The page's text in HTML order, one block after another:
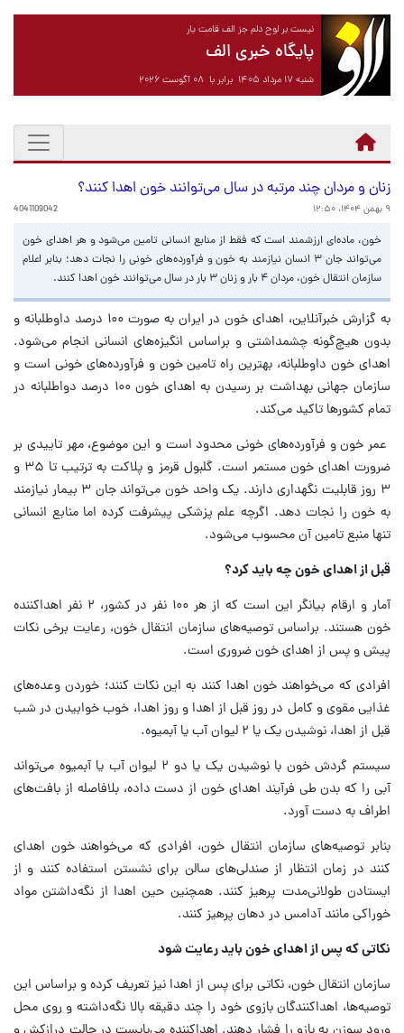
نیست بر لوح دلم جز الف قامت یار
پایگاه خبری الف
شنبه ۱۷ مرداد ۱۴۰۵ برابر با ۰۸ آگوست ۲۰۲۶
زنان و مردان چند مرتبه در سال می‌توانند خون اهدا کنند؟
۹ بهمن ۱۴۰۴، ۱۲:۵۰ 4041109042
خون، ماده‌ای ارزشمند است که فقط از منابع انسانی تامین می‌شود و هر اهدای خون
می‌تواند جان ۳ انسان نیازمند به خون و فرآورده‌های خونی را نجات دهد؛ بنابر اعلام
سازمان انتقال خون، مردان ۴ بار و زنان ۳ بار در سال می‌توانند خون اهدا کنند.
به گزارش خبرآنلاین، اهدای خون در ایران به صورت ۱۰۰ درصد داوطلبانه و
بدون هیچ‌گونه چشمداشتی و براساس انگیزه‌های انسانی انجام می‌شود.
اهدای خون داوطلبانه، بهترین راه تامین خون و فرآورده‌های خونی است و
سازمان جهانی بهداشت بر رسیدن به اهدای خون ۱۰۰ درصد دواطلبانه در
تمام کشورها تاکید می‌کند.
عمر خون و فرآورده‌های خونی محدود است و این موضوع، مهر تاییدی بر
ضرورت اهدای خون مستمر است. گلبول قرمز و پلاکت به ترتیب تا ۳۵ و
۳ روز قابلیت نگهداری دارند. یک واحد خون می‌تواند جان ۳ بیمار نیازمند
به خون را نجات دهد. اگرچه علم پزشکی پیشرفت کرده اما منابع انسانی
تنها منبع تامین آن محسوب می‌شود.
قبل از اهدای خون چه باید کرد؟
آمار و ارقام بیانگر این است که از هر ۱۰۰ نفر در کشور، ۲ نفر اهداکننده
خون هستند. براساس توصیه‌های سازمان انتقال خون، رعایت برخی نکات
پیش و پس از اهدای خون ضروری است.
افرادی که می‌خواهند خون اهدا کنند به این نکات کنند؛ خوردن وعده‌های
غذایی مقوی و کامل در روز قبل از اهدا و روز اهدا، خوب خوابیدن در شب
قبل از اهدا، نوشیدن یک یا ۲ لیوان آب یا آبمیوه.
سیستم گردش خون با نوشیدن یک یا دو ۲ لیوان آب یا آبمیوه می‌تواند
آبی را که بدن طی فرآیند اهدای خون از دست داده، بلافاصله از بافت‌های
اطراف به دست آورد.
بنابر توصیه‌های سازمان انتقال خون، افرادی که می‌خواهند خون اهدای
کنند در زمان انتظار از صندلی‌های سالن برای نشستن استفاده کنند و از
ایستادن طولانی‌مدت پرهیز کنند. همچنین حین اهدا از نگه‌داشتن مواد
خوراکی مانند آدامس در دهان پرهیز کنند.
نکاتی که پس از اهدای خون باید رعایت شود
سازمان انتقال خون، نکاتی برای پس از اهدا نیز تعریف کرده و براساس این
توصیه‌ها، اهداکنندگان بازوی خود را چند دقیقه بالا نگه‌داشته و روی محل